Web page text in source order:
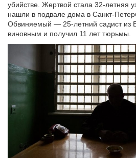
убийстве. Жертвой стала 32-летняя
нашли в подвале дома в Санкт-
Обвиняемый — 25-летний садист из
виновным и получил 11 лет тюрьмы.